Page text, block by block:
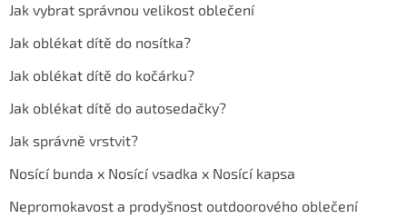
Jak vybrat správnou velikost oblečení
Jak oblékat dítě do nosítka?
Jak oblékat dítě do kočárku?
Jak oblékat dítě do autosedačky?
Jak správně vrstvit?
Nosící bunda x Nosící vsadka x Nosící kapsa
Nepromokavost a prodyšnost outdoorového oblečení